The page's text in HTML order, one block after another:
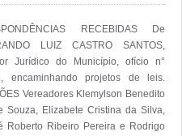
RECEBIDAS De
LUIZ CASTRO SANTOS,
Jurídico do Município, ofício n°
encaminhando projetos de leis.
Vereadores Klemylson Benedito
Souza, Elizabete Cristina da Silva,
Roberto Ribeiro Pereira e Rodrigo